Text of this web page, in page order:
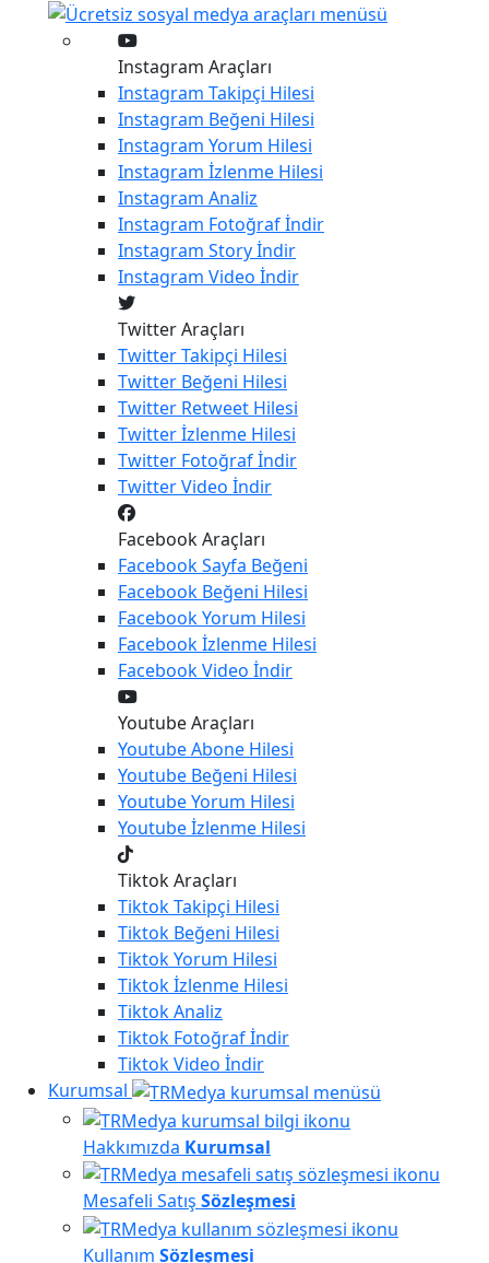
Instagram Araçları
Instagram Takipçi Hilesi
Instagram Beğeni Hilesi
Instagram Yorum Hilesi
Instagram İzlenme Hilesi
Instagram Analiz
Instagram Fotoğraf İndir
Instagram Story İndir
Instagram Video İndir
Twitter Araçları
TwitterTakipçi Hilesi
Twitter Beğeni Hilesi
Twitter Retweet Hilesi
Twitterİzlenme Hilesi
Twitter Fotoğraf İndir
TwitterVideo İndir
Facebook Araçları
FacebookSayfa Beğeni
Facebook Beğeni Hilesi
FacebookYorum Hilesi
Facebookİzlenme Hilesi
FacebookVideo İndir
Youtube Araçları
YoutubeAbone Hilesi
Youtube Beğeni Hilesi
YoutubeYorum Hilesi
Youtubeİzlenme Hilesi
Tiktok Araçları
TiktokTakipçi Hilesi
Tiktok Beğeni Hilesi
TiktokYorum Hilesi
Tiktokİzlenme Hilesi
TiktokAnaliz
Tiktok Fotoğraf İndir
TiktokVideo İndir
Kurumsal
Hakkımızda Kurumsal
Mesafeli Satış Sözleşmesi
Kullanım Sözleşmesi